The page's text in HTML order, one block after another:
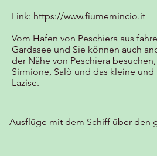
Link: https://www.fiumemincio.it
Vom Hafen von Peschiera aus
Gardasee und Sie können auch
der Nähe von Peschiera
Sirmione, Salò und das kleine
Lazise.
Ausflüge mit dem Schiff über den